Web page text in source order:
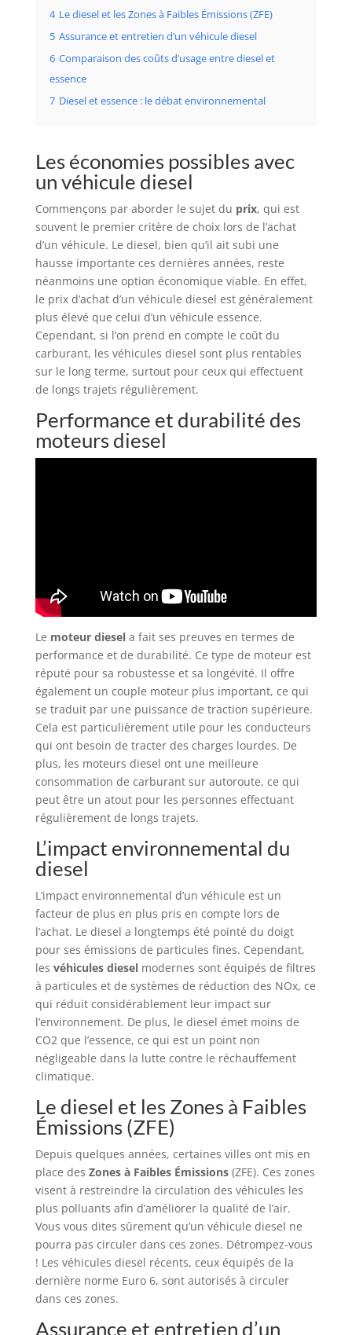
4 Le diesel et les Zones à Faibles Émissions (ZFE)
5 Assurance et entretien d’un véhicule diesel
6 Comparaison des coûts d’usage entre diesel et
essence
7 Diesel et essence : le débat environnemental
Les économies possibles avec
un véhicule diesel
Commençons par aborder le sujet du prix, qui est
souvent le premier critère de choix lors de l’achat
d’un véhicule. Le diesel, bien qu’il ait subi une
hausse importante ces dernières années, reste
néanmoins une option économique viable. En effet,
le prix d’achat d’un véhicule diesel est généralement
plus élevé que celui d’un véhicule essence.
Cependant, si l’on prend en compte le coût du
carburant, les véhicules diesel sont plus rentables
sur le long terme, surtout pour ceux qui effectuent
de longs trajets régulièrement.
Performance et durabilité des
moteurs diesel
Le moteur diesela fait ses preuves en termes de
performance et de durabilité. Ce type de moteur est
réputé pour sa robustesse et sa longévité. Il offre
également un couple moteur plus important, ce qui
se traduit par une puissance de traction supérieure.
Cela est particulièrement utile pour les conducteurs
qui ont besoin de tracter des charges lourdes. De
plus, les moteurs diesel ont une meilleure
consommation de carburant sur autoroute, ce qui
peut être un atout pour les personnes effectuant
régulièrement de longs trajets.
L’impact environnemental du
diesel
L’impact environnemental d’un véhicule est un
facteur de plus en plus pris en compte lors de
l’achat. Le diesel a longtemps été pointé du doigt
pour ses émissions de particules fines. Cependant,
les véhicules dieselmodernes sont équipés de filtres
à particules et de systèmes de réduction des NOx, ce
qui réduit considérablement leur impact sur
l’environnement. De plus, le diesel émet moins de
CO2 que l’essence, ce qui est un point non
négligeable dans la lutte contre le réchauffement
climatique.
Le diesel et les Zones à Faibles
Émissions (ZFE)
Depuis quelques années, certaines villes ont mis en
place des Zones à Faibles Émissions(ZFE). Ces zones
visent à restreindre la circulation des véhicules les
plus polluants afin d’améliorer la qualité de l’air.
Vous vous dites sûrement qu’un véhicule diesel ne
pourra pas circuler dans ces zones. Détrompez-vous
! Les véhicules diesel récents, ceux équipés de la
dernière norme Euro 6, sont autorisés à circuler
dans ces zones.
Assurance et entretien d’un